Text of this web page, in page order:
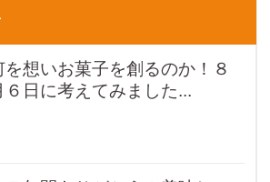
を想いお菓子を創るのか！８
６日に考えてみました...